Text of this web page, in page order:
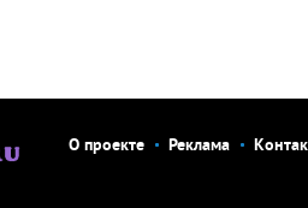
О проекте Реклама